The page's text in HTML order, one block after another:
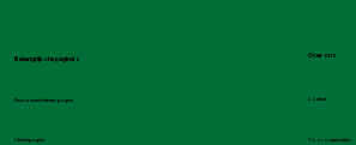
Over ons
Pensioenactiviteiten pagina
Ideeënpagina
Contact
Voor organisaties
Belangrijkste pagina's